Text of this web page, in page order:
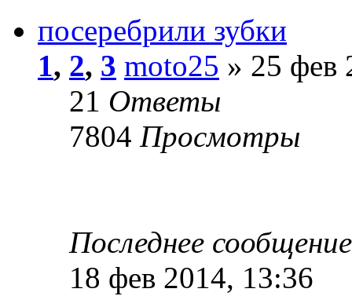
посеребрили зубки
1, 2, 3 moto25 » 25 фев
21 Ответы
7804 Просмотры
Последнее
18 фев 2014, 13:36